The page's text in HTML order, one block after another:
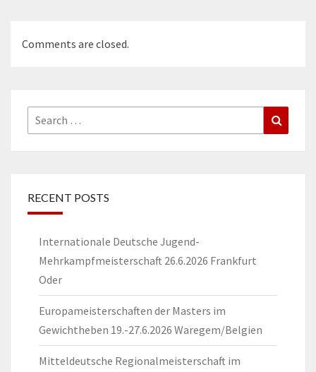
Comments are closed.
Search
for:
RECENT POSTS
Internationale Deutsche Jugend-
Mehrkampfmeisterschaft 26.6.2026 Frankfurt
Oder
Europameisterschaften der Masters im
Gewichtheben 19.-27.6.2026 Waregem/Belgien
Mitteldeutsche Regionalmeisterschaft im